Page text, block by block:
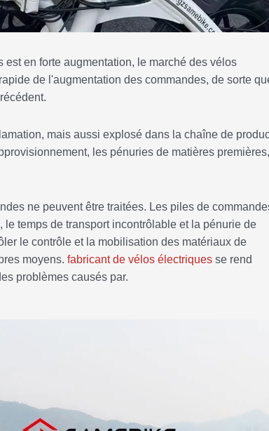
en forte augmentation, le marché des vélos
de l'augmentation des commandes, de sorte
mais aussi explosé dans la chaîne de
les pénuries de matières premières,
ne peuvent être traitées. Les piles de
temps de transport incontrôlable et la pénurie de
le contrôle et la mobilisation des matériaux de
moyens. fabricant de vélos électriques se rend
problèmes causés par.